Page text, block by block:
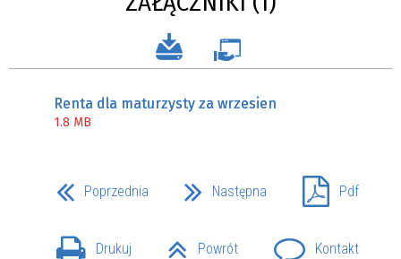
Renta dla maturzysty za wrzesien
1.8 MB
Poprzednia Następna Pdf
Drukuj Powrót Kontakt